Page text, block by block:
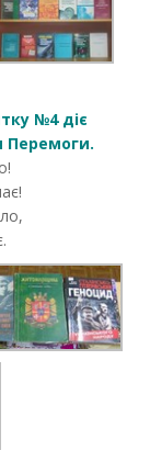
№4 діє
Перемоги.